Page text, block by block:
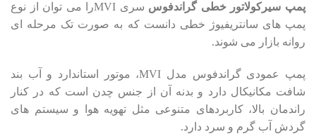
پمپ سیرکولاتور خطی گراندفوس
سری MVIرا می توان از نوع
پمپ های سانتریفیوژ خطی دانست که به صورت تک مرحله ای
روانه بازار می شوند.
پمپ عمودی گراندفوس مدل MVI، موتور استاندارد و آب بند
شافت مکانیکال دارد و بدنه آن از جنس چدن است که در کنار
راندمان بالا، کاربردهای متنوعی مثل تهویه هوا و سیستم های
گردش آب گرم و سرد دارد.